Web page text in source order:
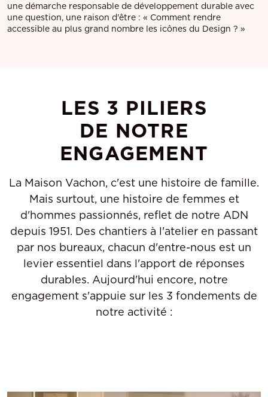
une démarche responsable de développement durable avec
une question, une raison d'être : « Comment rendre
accessible au plus grand nombre les icônes du Design ? »
LES 3 PILIERS
DE NOTRE
ENGAGEMENT
La Maison Vachon, c'est une histoire de famille.
Mais surtout, une histoire de femmes et
d'hommes passionnés, reflet de notre ADN
depuis 1951. Des chantiers à l'atelier en passant
par nos bureaux, chacun d'entre-nous est un
levier essentiel dans l'apport de réponses
durables. Aujourd'hui encore, notre
engagement s'appuie sur les 3 fondements de
notre activité :